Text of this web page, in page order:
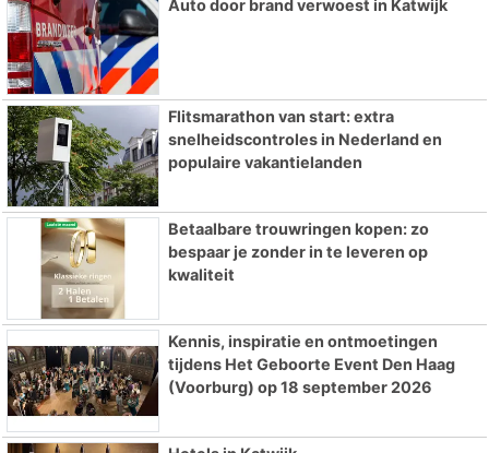
Auto door brand verwoest in Katwijk
Flitsmarathon van start: extra
snelheidscontroles in Nederland en
populaire vakantielanden
Betaalbare trouwringen kopen: zo
bespaar je zonder in te leveren op
kwaliteit
Kennis, inspiratie en ontmoetingen
tijdens Het Geboorte Event Den Haag
(Voorburg) op 18 september 2026